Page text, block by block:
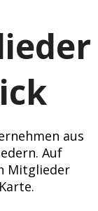
aus
Auf
Mitglieder